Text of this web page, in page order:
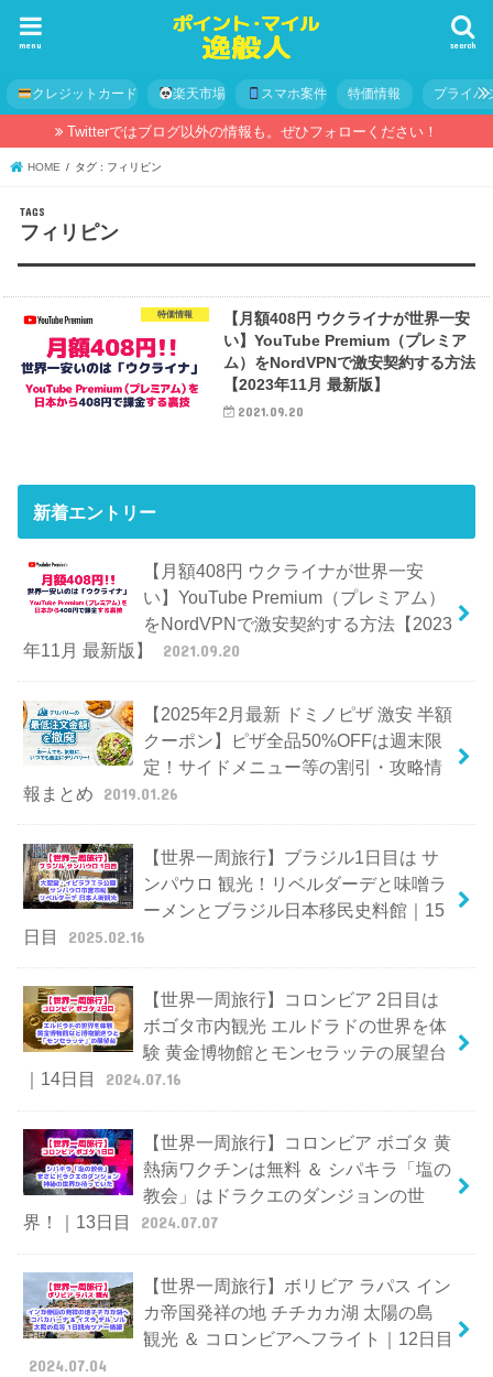
search
menu
クレジットカード 楽天市場 スマホ案件 特価情報 プライバ
Twitterではブログ以外の情報も。ぜひフォローください！
HOME タグ : フィリピン
フィリピン
特価情報
【月額408円 ウクライナが世界一安
い】YouTube Premium（プレミア
ム）をNordVPNで激安契約する方法
【2023年11月 最新版】
2021.09.20
新着エントリー
【月額408円 ウクライナが世界一安
い】YouTube Premium（プレミアム）
をNordVPNで激安契約する方法【2023
年11月 最新版】
2021.09.20
【2025年2月最新 ドミノピザ 激安 半額
クーポン】ピザ全品50%OFFは週末限
定！サイドメニュー等の割引・攻略情
報まとめ
2019.01.26
【世界一周旅行】ブラジル1日目は サ
ンパウロ 観光！リベルダーデと味噌ラ
ーメンとブラジル日本移民史料館｜15
日目
2025.02.16
【世界一周旅行】コロンビア 2日目は
ボゴタ市内観光 エルドラドの世界を体
験 黄金博物館とモンセラッテの展望台
｜14日目
2024.07.16
【世界一周旅行】コロンビア ボゴタ 黄
熱病ワクチンは無料 ＆ シパキラ「塩の
教会」はドラクエのダンジョンの世
界！｜13日目
2024.07.07
【世界一周旅行】ボリビア ラパス イン
カ帝国発祥の地 チチカカ湖 太陽の島
観光 ＆ コロンビアへフライト｜12日目
2024.07.04